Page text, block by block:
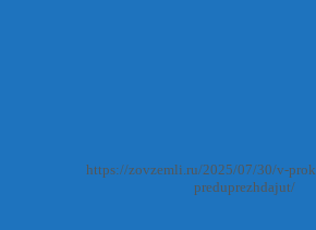
https://zovzemli.ru/2025/07/30/v-
preduprezhdajut/